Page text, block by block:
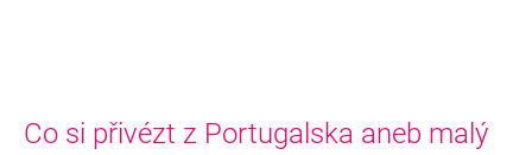
Co si přivézt z Portugalska aneb malý